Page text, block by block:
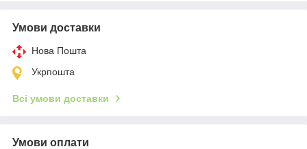
Умови доставки
Нова Пошта
Укрпошта
Всі умови доставки
Умови оплати